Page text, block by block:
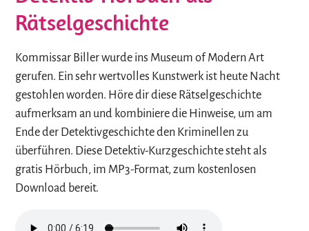
Rätselgeschichte
Kommissar Biller wurde ins Museum of Modern Art
gerufen. Ein sehr wertvolles Kunstwerk ist heute Nacht
gestohlen worden. Höre dir diese Rätselgeschichte
aufmerksam an und kombiniere die Hinweise, um am
Ende der Detektivgeschichte den Kriminellen zu
überführen. Diese Detektiv-Kurzgeschichte steht als
gratis Hörbuch, im MP3-Format, zum kostenlosen
Download bereit.